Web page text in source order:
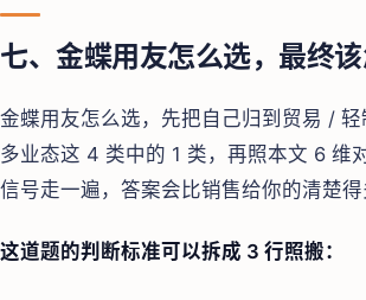
七、金蝶用友怎么选，最终该
金蝶用友怎么选，先把自己归到贸易 /
多业态这 4 类中的 1 类，再照本文 6 维
信号走一遍，答案会比销售给你的清楚得
这道题的判断标准可以拆成 3 行照搬：